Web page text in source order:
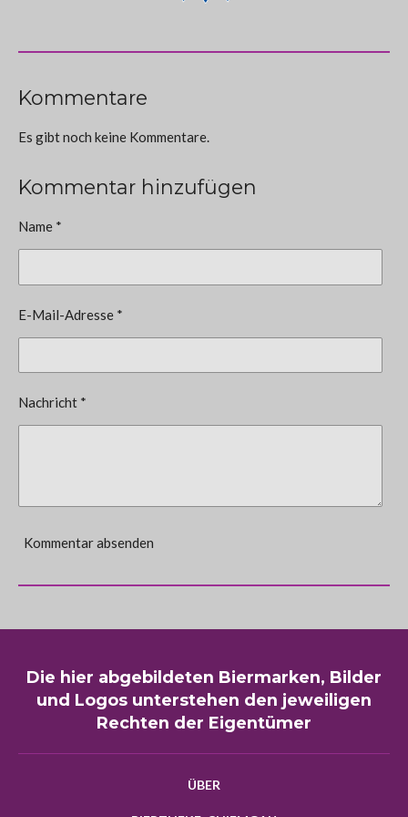
Kommentare
Es gibt noch keine Kommentare.
Kommentar hinzufügen
Name *
E-Mail-Adresse *
Nachricht *
Kommentar absenden
Die hier abgebildeten Biermarken, Bilder
und Logos unterstehen den jeweiligen
Rechten der Eigentümer
ÜBER